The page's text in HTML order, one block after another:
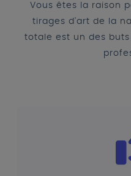
Vous êtes la raison
tirages d'art de la
totale est un des